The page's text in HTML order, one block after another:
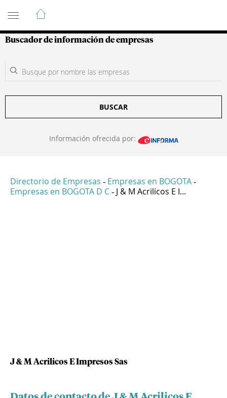
Guía de Empresas Colombianas
Buscador de información de empresas
BUSCAR
Información ofrecida por:
Directorio de Empresas - Empresas en BOGOTA -
Empresas en BOGOTA D C - J & M Acrilicos E I...
J & M Acrilicos E Impresos Sas